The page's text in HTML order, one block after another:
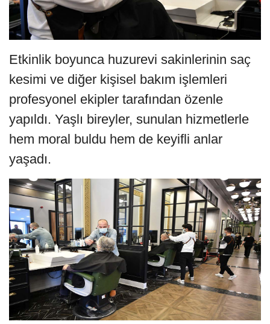
Etkinlik boyunca huzurevi sakinlerinin saç
kesimi ve diğer kişisel bakım işlemleri
profesyonel ekipler tarafından özenle
yapıldı. Yaşlı bireyler, sunulan hizmetlerle
hem moral buldu hem de keyifli anlar
yaşadı.